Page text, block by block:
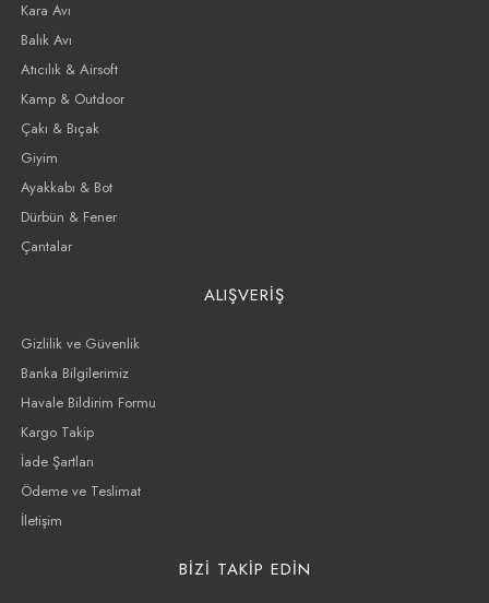
Kara Avı
Balık Avı
Atıcılık & Airsoft
Kamp & Outdoor
Çakı & Bıçak
Giyim
Ayakkabı & Bot
Dürbün & Fener
Çantalar
ALIŞVERİŞ
Gizlilik ve Güvenlik
Banka Bilgilerimiz
Havale Bildirim Formu
Kargo Takip
İade Şartları
Ödeme ve Teslimat
İletişim
BİZİ TAKİP EDİN